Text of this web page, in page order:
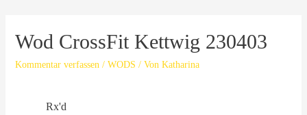
Wod CrossFit Kettwig 230403
Kommentar verfassen / WODS / Von Katharina
Rx'd